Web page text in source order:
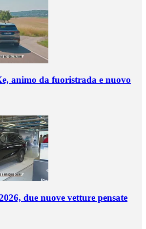
animo da fuoristrada e nuovo
due nuove vetture pensate